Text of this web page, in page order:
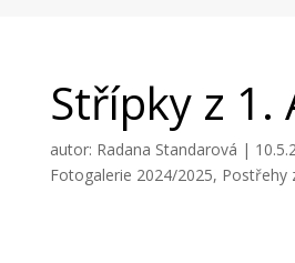
Střípky z 1.
autor: Radana Standarová |
Fotogalerie 2024/2025, Postřehy